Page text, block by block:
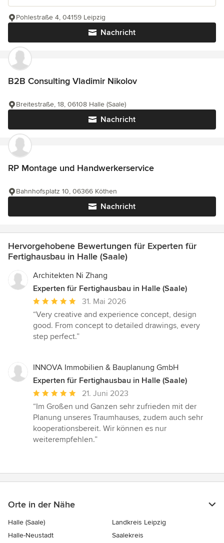
Nachricht
Pohlestraße 4, 04159 Leipzig
B2B Consulting Vladimir Nikolov
Nachricht
Breitestraße, 18, 06108 Halle (Saale)
RP Montage und Handwerkerservice
Nachricht
Bahnhofsplatz 10, 06366 Köthen
Hervorgehobene Bewertungen für Experten für
Fertighausbau in Halle (Saale)
Architekten Ni Zhang
Experten für Fertighausbau in Halle (Saale)
Durchschnittliche
Bewertung:
5
von
31. Mai 2026
“Very creative and experience concept, design
good. From concept to detailed drawings, every
step perfect.”
INNOVA Immobilien & Bauplanung GmbH
Experten für Fertighausbau in Halle (Saale)
Durchschnittliche
Bewertung:
5
von
5
21. Juni 2023
“Im Großen und Ganzen sehr zufrieden mit der
Planung unseres Traumhauses, zudem auch sehr
kooperationsbereit. Wir können es nur
weiterempfehlen.”
Orte in der Nähe
Halle (Saale)
Landkreis Leipzig
Halle-Neustadt
Saalekreis